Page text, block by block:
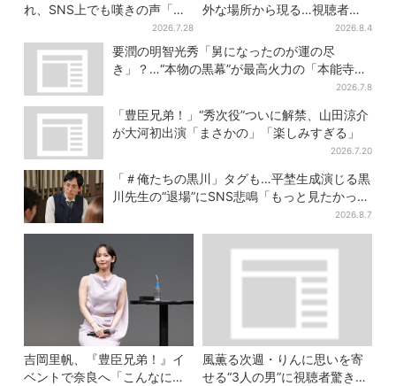
れ、SNS上でも嘆きの声「癒
2026.7.28
外な場所から現る…視聴者歓
喜「こんな登場シーンとは」
2026.8.4
要潤の明智光秀「舅になったのが運の尽
き」？…“本物の黒幕”が最高火力の「本能寺」
2026.7.8
「豊臣兄弟！」“秀次役”ついに解禁、山田涼介
が大河初出演「まさかの」「楽しみすぎる」
2026.7.20
「＃俺たちの黒川」タグも…平埜生成演じる黒
川先生の“退場”にSNS悲鳴「もっと見たかっ
2026.8.7
吉岡里帆、『豊臣兄弟！』イ
ベントで奈良へ「こんなに楽
風薫る次週・りんに思いを寄
せる“3人の男”に視聴者驚き